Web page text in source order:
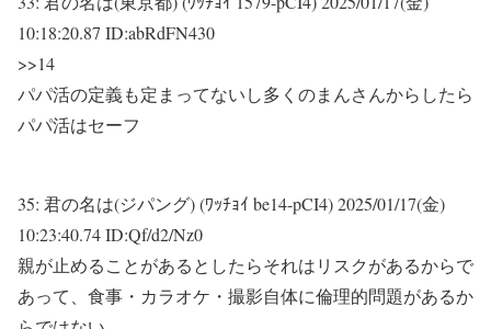
10:18:20.87 ID:abRdFN430
>>14
パパ活の定義も定まってないし多くのまんさんからしたら
パパ活はセーフ
35: 君の名は(ジパング) (ﾜｯﾁｮｲ be14-pCI4)2025/01/17(金)
10:23:40.74 ID:Qf/d2/Nz0
親が止めることがあるとしたらそれはリスクがあるからで
あって、食事・カラオケ・撮影自体に倫理的問題があるか